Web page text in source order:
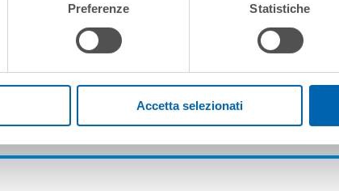
Preferenze Statistiche
Accetta selezionati